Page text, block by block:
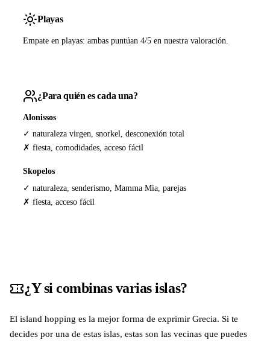
Playas
Empate en playas: ambas puntúan 4/5 en nuestra valoración.
¿Para quién es cada una?
Alonissos
✓ naturaleza virgen, snorkel, desconexión total
✗ fiesta, comodidades, acceso fácil
Skopelos
✓ naturaleza, senderismo, Mamma Mia, parejas
✗ fiesta, acceso fácil
¿Y si combinas varias islas?
El island hopping es la mejor forma de exprimir Grecia. Si te
decides por una de estas islas, estas son las vecinas que puedes